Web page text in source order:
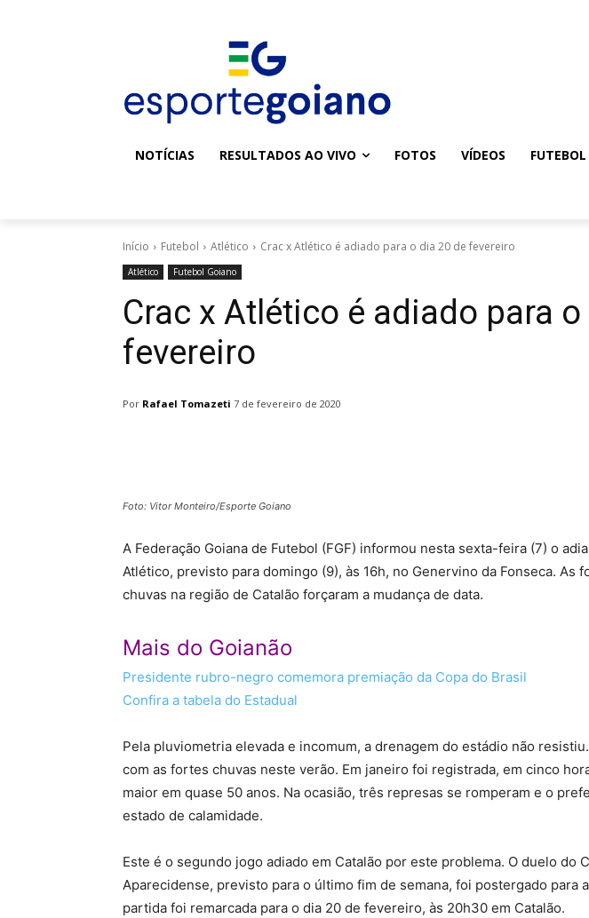
NOTÍCIAS RESULTADOS AO VIVO FOTOS VÍDEOS FUTEBOL
Início Futebol Atlético Crac x Atlético é adiado para o dia 20 de fevereiro
Atlético Futebol Goiano
Crac x Atlético é adiado para
fevereiro
Por Rafael Tomazeti 7 de fevereiro de 2020
Foto: Vitor Monteiro/Esporte Goiano
A Federação Goiana de Futebol (FGF) informou nesta sexta-feira (7) o
Atlético, previsto para domingo (9), às 16h, no Genervino da Fonseca. As
chuvas na região de Catalão forçaram a mudança de data.
Mais do Goianão
Presidente rubro-negro comemora premiação da Copa do Brasil
Confira a tabela do Estadual
Pela pluviometria elevada e incomum, a drenagem do estádio não
com as fortes chuvas neste verão. Em janeiro foi registrada, em cinco
maior em quase 50 anos. Na ocasião, três represas se romperam e o
estado de calamidade.
Este é o segundo jogo adiado em Catalão por este problema. O duelo do
Aparecidense, previsto para o último fim de semana, foi postergado para
partida foi remarcada para o dia 20 de fevereiro, às 20h30 em Catalão.